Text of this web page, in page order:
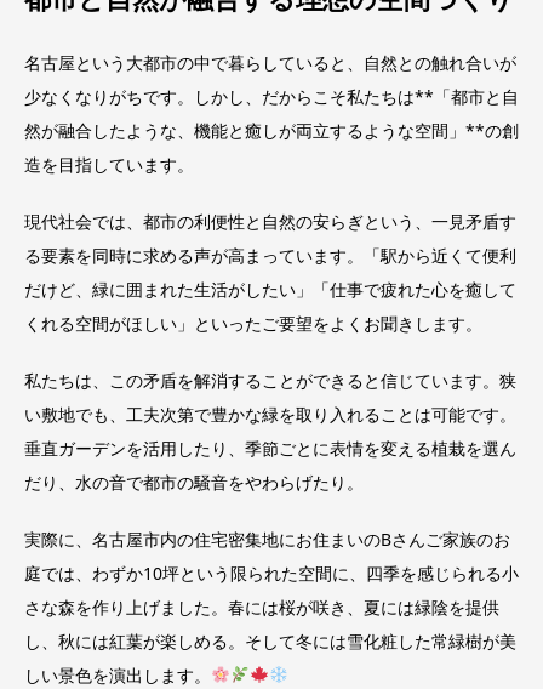
名古屋という大都市の中で暮らしていると、自然との触れ合いが
少なくなりがちです。しかし、だからこそ私たちは**「都市と自
然が融合したような、機能と癒しが両立するような空間」**の創
造を目指しています。
現代社会では、都市の利便性と自然の安らぎという、一見矛盾す
る要素を同時に求める声が高まっています。「駅から近くて便利
だけど、緑に囲まれた生活がしたい」「仕事で疲れた心を癒して
くれる空間がほしい」といったご要望をよくお聞きします。
私たちは、この矛盾を解消することができると信じています。狭
い敷地でも、工夫次第で豊かな緑を取り入れることは可能です。
垂直ガーデンを活用したり、季節ごとに表情を変える植栽を選ん
だり、水の音で都市の騒音をやわらげたり。
実際に、名古屋市内の住宅密集地にお住まいのBさんご家族のお
庭では、わずか10坪という限られた空間に、四季を感じられる小
さな森を作り上げました。春には桜が咲き、夏には緑陰を提供
し、秋には紅葉が楽しめる。そして冬には雪化粧した常緑樹が美
しい景色を演出します。